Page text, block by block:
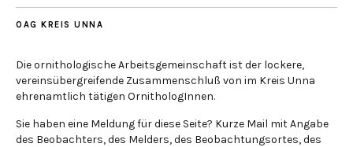
OAG KREIS UNNA
Die ornithologische Arbeitsgemeinschaft ist der lockere,
vereinsübergreifende Zusammenschluß von im Kreis Unna
ehrenamtlich tätigen OrnithologInnen.
Sie haben eine Meldung für diese Seite? Kurze Mail mit Angabe
des Beobachters, des Melders, des Beobachtungsortes, des